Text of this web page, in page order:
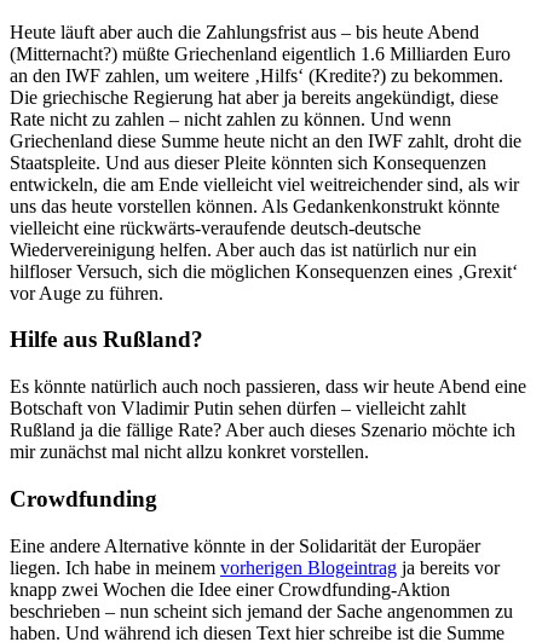
Heute läuft aber auch die Zahlungsfrist aus – bis heute Abend
(Mitternacht?) müßte Griechenland eigentlich 1.6 Milliarden Euro
an den IWF zahlen, um weitere ‚Hilfs‘ (Kredite?) zu bekommen.
Die griechische Regierung hat aber ja bereits angekündigt, diese
Rate nicht zu zahlen – nicht zahlen zu können. Und wenn
Griechenland diese Summe heute nicht an den IWF zahlt, droht die
Staatspleite. Und aus dieser Pleite könnten sich Konsequenzen
entwickeln, die am Ende vielleicht viel weitreichender sind, als wir
uns das heute vorstellen können. Als Gedankenkonstrukt könnte
vielleicht eine rückwärts-veraufende deutsch-deutsche
Wiedervereinigung helfen. Aber auch das ist natürlich nur ein
hilfloser Versuch, sich die möglichen Konsequenzen eines ‚Grexit‘
vor Auge zu führen.
Hilfe aus Rußland?
Es könnte natürlich auch noch passieren, dass wir heute Abend eine
Botschaft von Vladimir Putin sehen dürfen – vielleicht zahlt
Rußland ja die fällige Rate? Aber auch dieses Szenario möchte ich
mir zunächst mal nicht allzu konkret vorstellen.
Crowdfunding
Eine andere Alternative könnte in der Solidarität der Europäer
liegen. Ich habe in meinem vorherigen Blogeintrag ja bereits vor
knapp zwei Wochen die Idee einer Crowdfunding-Aktion
beschrieben – nun scheint sich jemand der Sache angenommen zu
haben. Und während ich diesen Text hier schreibe ist die Summe